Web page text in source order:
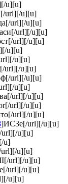
u][u]
url][/u][u]
url][/u][u]
url][/u][u]
url][/u][u]
u][u]
u][u]
url][/u][u]
url][/u][u]
u][u]
url][/u][u]
url][/u][u]
url][/u][u]
]ИСЗе[/url][/u][u]
url][/u][u]
u]
u][u]
url][/u][u]
url][/u][u]
u][u]